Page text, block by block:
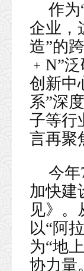
作为
企业，
造”的
﹢N”
创新中
系”深
子等行
言再聚
今
加快建
见》
以“阿
为“地
协力量